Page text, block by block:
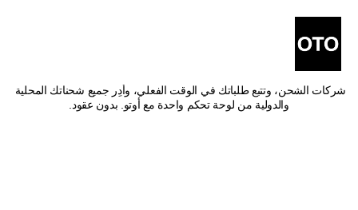
والدولية من لوحة تحكم واحدة مع أوتو. بدون عقود.